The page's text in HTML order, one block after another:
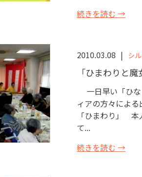
続きを読む →
2010.03.08 シ
「ひまわりと
一日早い「ひな
ィアの方々によ
「ひまわり」 本
て...
続きを読む →